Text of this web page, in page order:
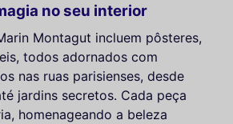
no seu interior
Montagut incluem pôsteres,
todos adornados com
nas ruas parisienses, desde
jardins secretos. Cada peça
homenageando a beleza